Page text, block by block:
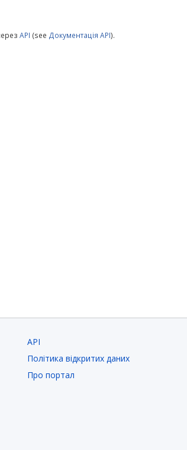
API (see Документація API).
API
Політика відкритих даних
Про портал